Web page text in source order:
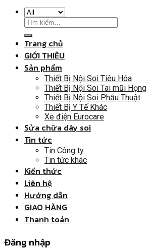
Trang chủ
GIỚI THIỆU
Sản phẩm
Thiết Bị Nội Soi Tiêu Hóa
Thiết Bị Nội Soi Tai mũi Họng
Thiết Bị Nội Soi Phẫu Thuật
Thiết Bị Y Tế Khác
Xe điện Eurocare
Sửa chữa dây soi
Tin tức
Tin Công ty
Tin tức khác
Kiến thức
Liên hệ
Hướng dẫn
GIAO HÀNG
Thanh toán
Đăng nhập